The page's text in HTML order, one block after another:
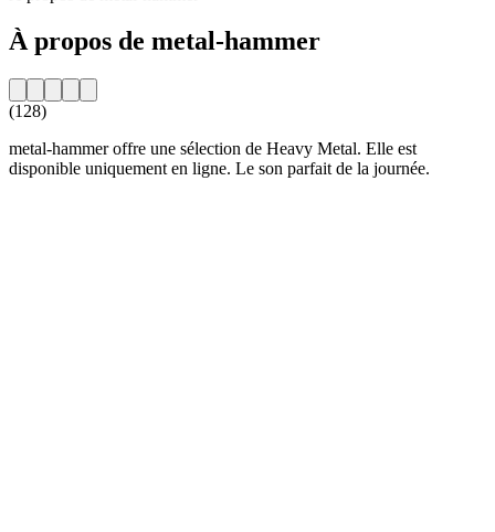
À propos de metal-hammer
(128)
metal-hammer offre une sélection de Heavy Metal. Elle est
disponible uniquement en ligne. Le son parfait de la journée.